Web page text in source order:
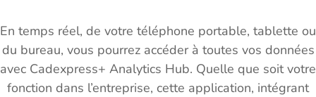
En temps réel, de votre téléphone portable, tablette ou
du bureau, vous pourrez accéder à toutes vos données
avec Cadexpress+ Analytics Hub. Quelle que soit votre
fonction dans l’entreprise, cette application, intégrant